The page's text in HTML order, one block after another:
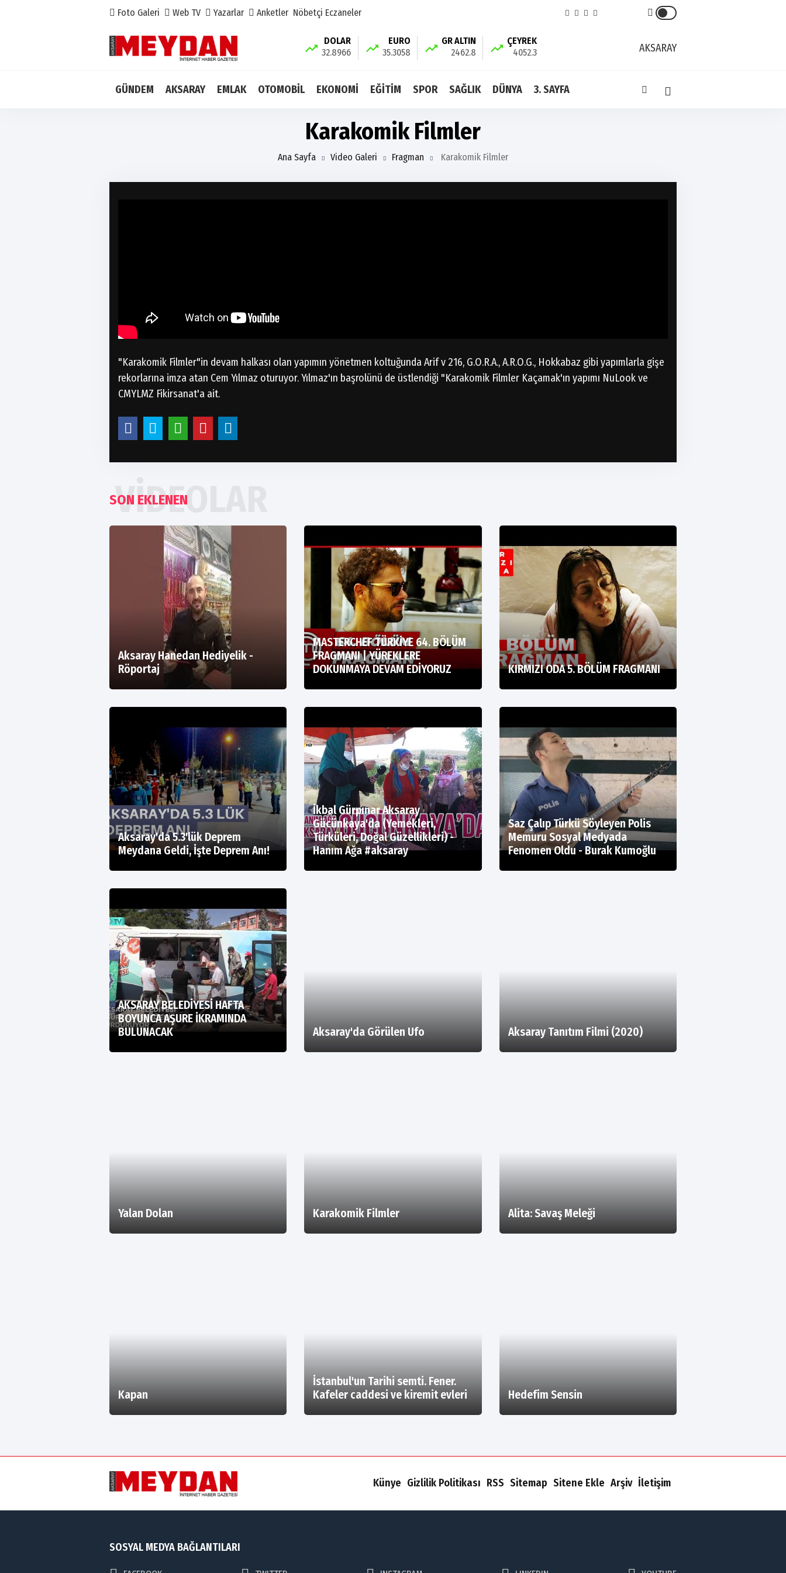
Foto Galeri Web TV Yazarlar Anketler Nöbetçi Eczaneler
DOLAR
32.8966
EURO
35.3058
GR ALTIN
2462.8
ÇEYREK
4052.3
AKSARAY
GÜNDEM AKSARAY EMLAK OTOMOBİL EKONOMİ EĞİTİM SPOR SAĞLIK DÜNYA 3. SAYFA
Karakomik Filmler
Ana Sayfa Video Galeri Fragman Karakomik Filmler
"Karakomik Filmler"in devam halkası olan yapımın yönetmen koltuğunda Arif v 216, G.O.R.A., A.R.O.G., Hokkabaz gibi yapımlarla gişe
rekorlarına imza atan Cem Yılmaz oturuyor. Yılmaz'ın başrolünü de üstlendiği "Karakomik Filmler Kaçamak'ın yapımı NuLook ve
CMYLMZ Fikirsanat'a ait.
SON EKLENEN
VIDEOLAR
Aksaray Hanedan Hediyelik -
Röportaj
MASTERCHEF TÜRKİYE 64. BÖLÜM
FRAGMANI | YÜREKLERE
DOKUNMAYA DEVAM EDİYORUZ
KIRMIZI ODA 5. BÖLÜM FRAGMANI
Aksaray'da 5.3'lük Deprem
Meydana Geldi, İşte Deprem Anı!
İkbal Gürpınar Aksaray
Gücünkaya'da (Yemekleri,
Türküleri, Doğal Güzellikleri) -
Hanım Ağa #aksaray
Saz Çalıp Türkü Söyleyen Polis
Memuru Sosyal Medyada
Fenomen Oldu - Burak Kumoğlu
AKSARAY BELEDİYESİ HAFTA
BOYUNCA AŞURE İKRAMINDA
BULUNACAK
Aksaray'da Görülen Ufo Aksaray Tanıtım Filmi (2020)
Yalan Dolan Karakomik Filmler Alita: Savaş Meleği
Kapan
İstanbul'un Tarihi semti. Fener.
Kafeler caddesi ve kiremit evleri
Hedefim Sensin
Künye Gizlilik Politikası RSS Sitemap Sitene Ekle Arşiv İletişim
SOSYAL MEDYA BAĞLANTILARI